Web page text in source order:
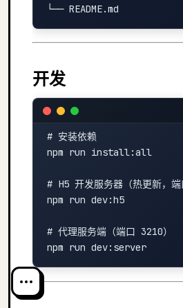
开发
# 安装依赖
npm run install:all
# H5 开发服务器（热更新，端
npm run dev:h5
# 代理服务端（端口 3210）